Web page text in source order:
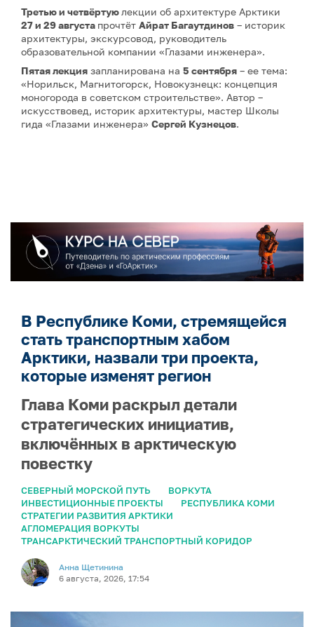
Третью и четвёртуюлекции об архитектуре Арктики
27 и 29 августа прочтёт Айрат Багаутдинов – историк
архитектуры, экскурсовод, руководитель
образовательной компании «Глазами инженера».
Пятая лекция запланирована на 5 сентября – ее тема:
«Норильск, Магнитогорск, Новокузнецк: концепция
моногорода в советском строительстве». Автор –
искусствовед, историк архитектуры, мастер Школы
гида «Глазами инженера» Сергей Кузнецов.
В Республике Коми, стремящейся
стать транспортным хабом
Арктики, назвали три проекта,
которые изменят регион
Глава Коми раскрыл детали
стратегических инициатив,
включённых в арктическую
повестку
СЕВЕРНЫЙ МОРСКОЙ ПУТЬ
ВОРКУТА
ИНВЕСТИЦИОННЫЕ ПРОЕКТЫ
РЕСПУБЛИКА КОМИ
СТРАТЕГИИ РАЗВИТИЯ АРКТИКИ
АГЛОМЕРАЦИЯ ВОРКУТЫ
ТРАНСАРКТИЧЕСКИЙ ТРАНСПОРТНЫЙ КОРИДОР
Анна Щетинина
6 августа, 2026, 17:54